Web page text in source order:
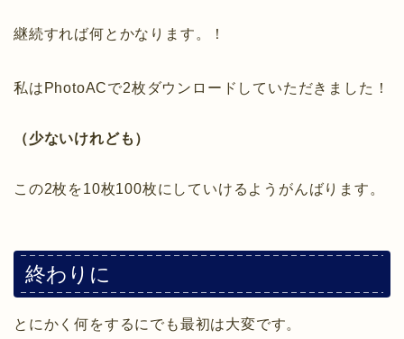
継続すれば何とかなります。！
私はPhotoACで2枚ダウンロードしていただきました！
（少ないけれども）
この2枚を10枚100枚にしていけるようがんばります。
終わりに
とにかく何をするにでも最初は大変です。